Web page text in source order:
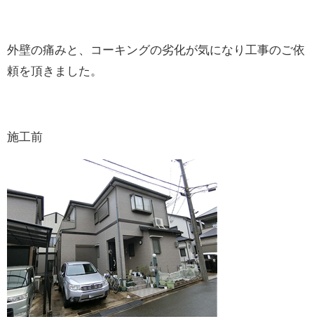
外壁の痛みと、コーキングの劣化が気になり工事のご依
頼を頂きました。
施工前